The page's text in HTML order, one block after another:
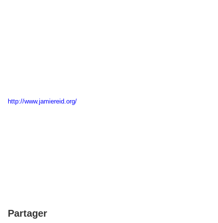
http://www.jamiereid.org/
Partager